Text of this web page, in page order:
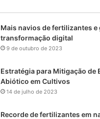
Mais navios de fertilizantes e
transformação digital
9 de outubro de 2023
Estratégia para Mitigação de
Abiótico em Cultivos
14 de julho de 2023
Recorde de fertilizantes em